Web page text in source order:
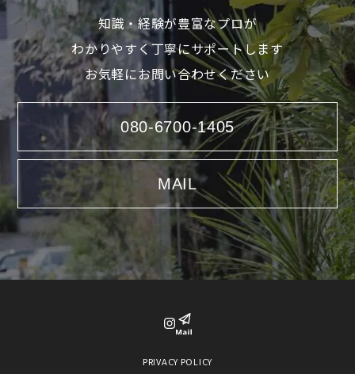
知識・経験が豊富なプロが
わかりやすく丁寧にサポートします
お気軽にお問い合わせください
080-6700-1405
MAIL
PRIVACY POLICY